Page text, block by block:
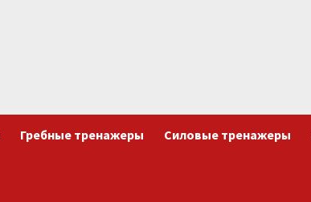
Гребные тренажеры Силовые тренажеры